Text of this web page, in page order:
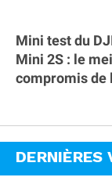
Mini test du
Mini 2S : le
compromis de
DERNIÈRES